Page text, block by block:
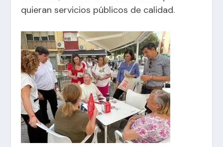
quieran servicios públicos de calidad.